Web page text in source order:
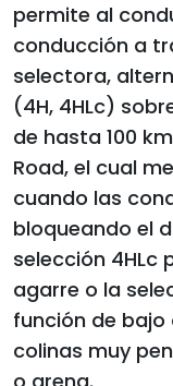
permite al
conducción a
selectora,
(4H, 4HLc)
de hasta 100
Road, el cual
cuando las
bloqueando el
selección 4HLc
agarre o la
función de
colinas muy